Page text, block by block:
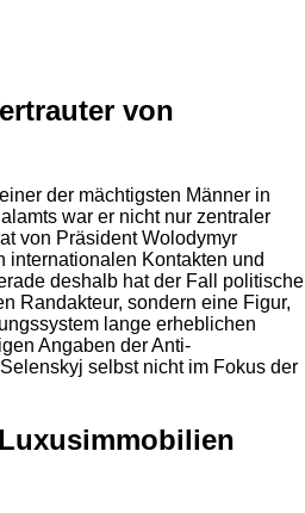
von
der mächtigsten Männer in
war er nicht nur zentraler
von Präsident Wolodymyr
internationalen Kontakten und
deshalb hat der Fall politische
Randakteur, sondern eine Figur,
lange erheblichen
Angaben der Anti-
selbst nicht im Fokus der